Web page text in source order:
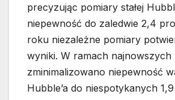
precyzując pomiary stałej
niepewność do zaledwie 2,4
roku niezależne pomiary
wyniki. W ramach najnowszych
zminimalizowano niepewność
Hubble’a do niespotykanych